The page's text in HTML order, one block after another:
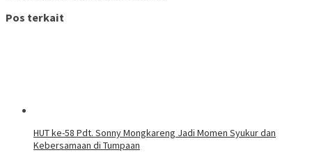
Pos terkait
HUT ke-58 Pdt. Sonny Mongkareng Jadi Momen Syukur dan
Kebersamaan di Tumpaan